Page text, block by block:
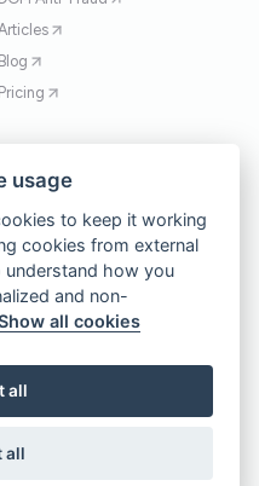
Blog
Pricing
+48 503 735 180
kontakt@trafficwatchdog.pl
Spark DigitUp Sp. z.o.o.
usage
to keep it working
cookies from external
understand how you
and non-
all cookies
all
all